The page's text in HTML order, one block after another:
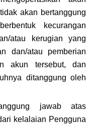
akan bertanggung
kecurangan
atau kerugian yang
dan/atau pemberian
akun tersebut, dan
ditanggung oleh
jawab atas
kelalaian Pengguna